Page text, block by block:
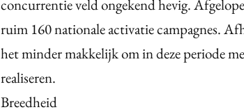
concurrentie veld ongekend hevig.
ruim 160 nationale activatie campagnes.
het minder makkelijk om in deze periode
realiseren.
Breedheid